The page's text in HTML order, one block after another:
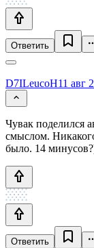
Ответить
D7ILeucoH11 авг
Чувак поделился
смыслом.
было. 14
Ответить